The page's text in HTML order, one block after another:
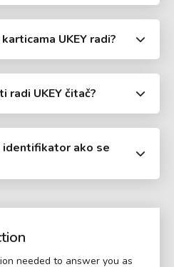
UKEY radi?
radi UKEY čitač?
identifikator ako se
needed to answer you as